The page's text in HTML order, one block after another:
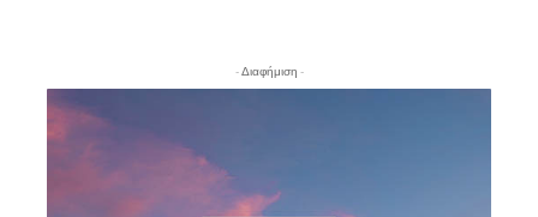
- Διαφήμιση -